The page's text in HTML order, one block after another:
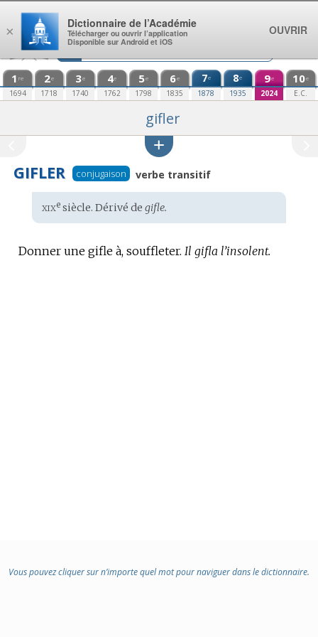
Aller au contenu
1 re
1694
2e
1718
3e
1740
4e
1762
5e
1798
6e
1835
7e
1878
8e
1935
9e
2024
10e
E.C.
gifler
GIFLER conjugaison verbe transitif
Étymologie
:
xixesiècle. Dérivé de gifle.
Donner une gifle à, souffleter. Il gifla l’insolent.
Vous pouvez cliquer sur n’importe quel mot pour naviguer dans le dictionnaire.
×
Dictionnaire de l’Académie
Télécharger ou ouvrir l’application
Disponible sur Android et iOS
OUVRIR